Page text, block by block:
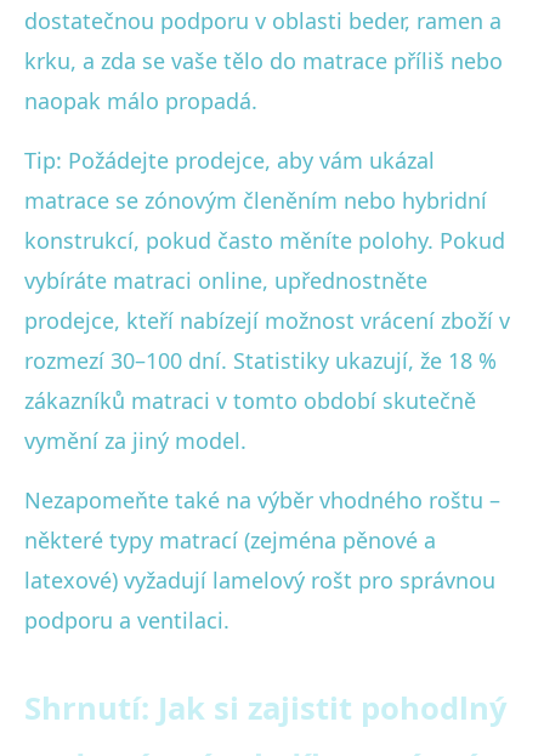
dostatečnou podporu v oblasti beder, ramen a
krku, a zda se vaše tělo do matrace příliš nebo
naopak málo propadá.
Tip: Požádejte prodejce, aby vám ukázal
matrace se zónovým členěním nebo hybridní
konstrukcí, pokud často měníte polohy. Pokud
vybíráte matraci online, upřednostněte
prodejce, kteří nabízejí možnost vrácení zboží v
rozmezí 30–100 dní. Statistiky ukazují, že 18 %
zákazníků matraci v tomto období skutečně
vymění za jiný model.
Nezapomeňte také na výběr vhodného roštu –
některé typy matrací (zejména pěnové a
latexové) vyžadují lamelový rošt pro správnou
podporu a ventilaci.
Shrnutí: Jak si zajistit pohodlný